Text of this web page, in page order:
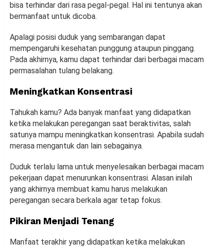
bisa terhindar dari rasa pegal-pegal. Hal ini tentunya akan
bermanfaat untuk dicoba.
Apalagi posisi duduk yang sembarangan dapat
mempengaruhi kesehatan punggung ataupun pinggang.
Pada akhirnya, kamu dapat terhindar dari berbagai macam
permasalahan tulang belakang.
Meningkatkan Konsentrasi
Tahukah kamu? Ada banyak manfaat yang didapatkan
ketika melakukan peregangan saat beraktivitas, salah
satunya mampu meningkatkan konsentrasi. Apabila sudah
merasa mengantuk dan lain sebagainya.
Duduk terlalu lama untuk menyelesaikan berbagai macam
pekerjaan dapat menurunkan konsentrasi. Alasan inilah
yang akhirnya membuat kamu harus melakukan
peregangan secara berkala agar tetap fokus.
Pikiran Menjadi Tenang
Manfaat terakhir yang didapatkan ketika melakukan